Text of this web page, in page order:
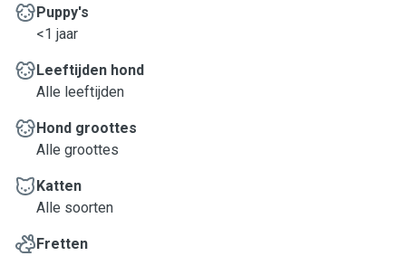
Puppy's
<1 jaar
Leeftijden hond
Alle leeftijden
Hond groottes
Alle groottes
Katten
Alle soorten
Fretten